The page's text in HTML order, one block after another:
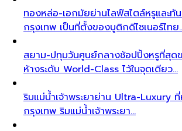
ทองหล่อ-เอกมัยย่านไลฟ์สไตล์หรูและ
กรุงเทพ เป็นที่ตั้งของบูติกดีไซเนอร์ไทย
สยาม-ปทุมวันศูนย์กลางช้อปปิ้งหรูที่สุด
ห้างระดับ World-Class ไว้ในจุดเดียว…
ริมแม่น้ำเจ้าพระยาย่าน Ultra-Luxury
กรุงเทพ ริมแม่น้ำเจ้าพระยา…